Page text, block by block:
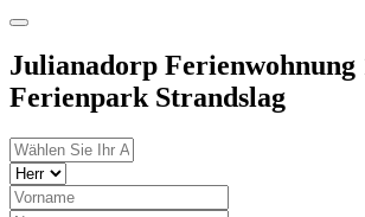
Julianadorp Ferienwohnung
Ferienpark Strandslag